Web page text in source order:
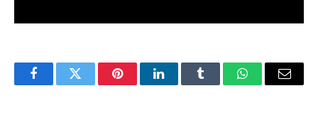
FacebookTwitter PinterestLinkedInTumblr WhatsAppEmail